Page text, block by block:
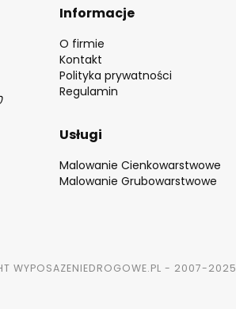
Linki w stopce
Informacje
O firmie
Kontakt
Polityka prywatności
Regulamin
Usługi
Malowanie Cienkowarstwowe
Malowanie Grubowarstwowe
WYPOSAZENIEDROGOWE.PL - 2007-2025